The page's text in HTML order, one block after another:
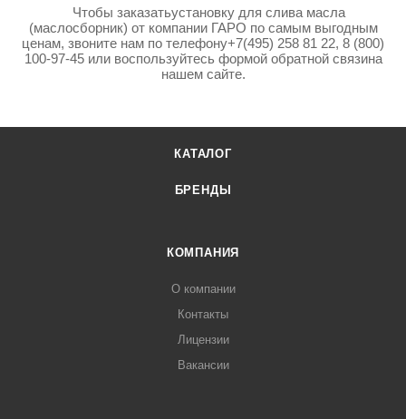
Чтобы заказатьустановку для слива масла
(маслосборник) от компании ГАРО по самым выгодным
ценам, звоните нам по телефону+7(495) 258 81 22, 8 (800)
100-97-45 или воспользуйтесь формой обратной связина
нашем сайте.
КАТАЛОГ
БРЕНДЫ
КОМПАНИЯ
О компании
Контакты
Лицензии
Вакансии